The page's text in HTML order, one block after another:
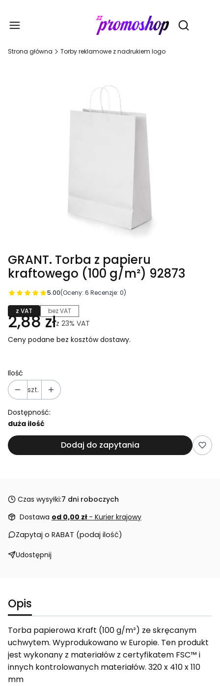
Otwórz
Strona główna Torby reklamowe z nadrukiem logo
GRANT. Torba z papieru
kraftowego (100 g/m²) 92873
5.00(Oceny: 6 Recenzje: 0)
z VAT bez VAT
2,88 złz 23% VAT
Ceny podane bez kosztów dostawy.
Ilość
szt.
Dostępność:
duża ilość
Dodaj do zapytania
Czas wysyłki:7 dni roboczych
Dostawa od 0,00 zł - Kurier krajowy
Zapytaj o RABAT (podaj ilość)
Udostępnij
Opis
Torba papierowa Kraft (100 g/m²) ze skręcanym
uchwytem. Wyprodukowano w Europie. Ten produkt
jest wykonany z materiałów z certyfikatem FSC™ i
innych kontrolowanych materiałów. 320 x 410 x 110
mm